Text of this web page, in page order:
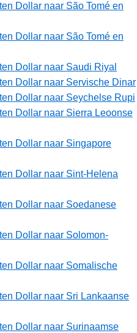
Dollar naar São Tomé en
Dollar naar São Tomé en
Dollar naar Saudi Riyal
Dollar naar Servische Dinar
Dollar naar Seychelse Rupi
Dollar naar Sierra Leoonse
Dollar naar Singapore
Dollar naar Sint-Helena
Dollar naar Soedanese
Dollar naar Solomon-
Dollar naar Somalische
Dollar naar Sri Lankaanse
Dollar naar Surinaamse